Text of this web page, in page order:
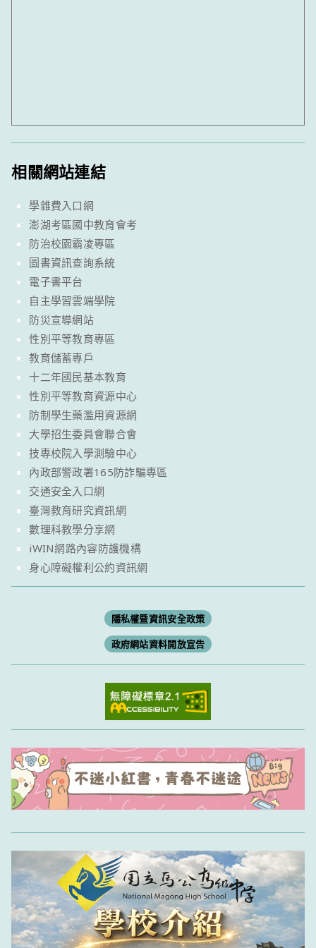
相關網站連結
學雜費入口網
澎湖考區國中教育會考
防治校園霸凌專區
圖書資訊查詢系統
電子書平台
自主學習雲端學院
防災宣導網站
性別平等教育專區
教育儲蓄專戶
十二年國民基本教育
性別平等教育資源中心
防制學生藥濫用資源網
大學招生委員會聯合會
技專校院入學測驗中心
內政部警政署165防詐騙專區
交通安全入口網
臺灣教育研究資訊網
數理科教學分享網
iWIN網路內容防護機構
身心障礙權利公約資訊網
隱私權暨資訊安全政策
政府網站資料開放宣告